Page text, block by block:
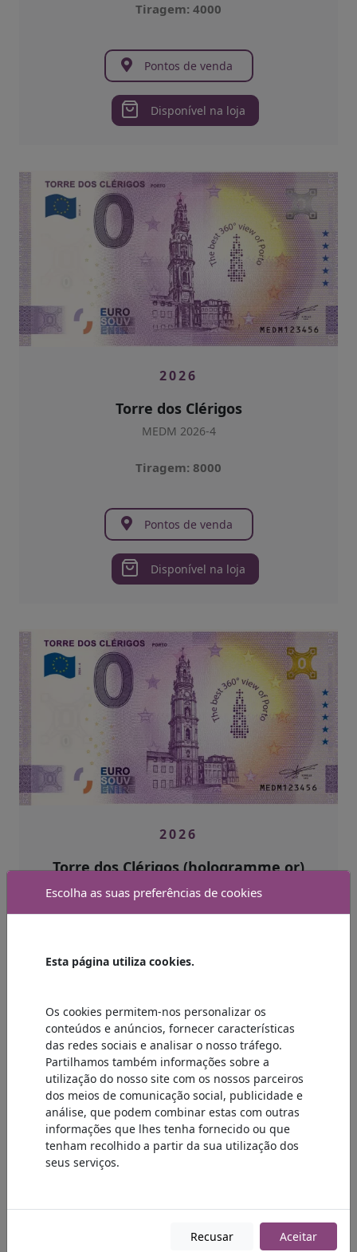
Tiragem: 4000
Pontos de venda
Disponível na loja
2026
Torre dos Clérigos
MEDM 2026-4
Tiragem: 8000
Pontos de venda
Disponível na loja
2026
Torre dos Clérigos (hologramme or)
MEDM 2026-4 D
Disponível na loja
Escolha as suas preferências de cookies
Esta página utiliza cookies.
Os cookies permitem-nos personalizar os
conteúdos e anúncios, fornecer características
das redes sociais e analisar o nosso tráfego.
Partilhamos também informações sobre a
utilização do nosso site com os nossos parceiros
dos meios de comunicação social, publicidade e
análise, que podem combinar estas com outras
informações que lhes tenha fornecido ou que
tenham recolhido a partir da sua utilização dos
seus serviços.
Recusar Aceitar